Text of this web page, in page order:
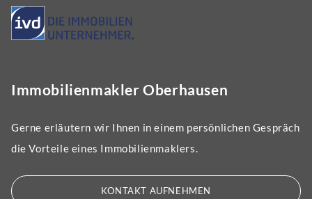
Immobilienmakler Oberhausen
Gerne erläutern wir Ihnen in einem persönlichen Gespräch
die Vorteile eines Immobilienmaklers.
KONTAKT AUFNEHMEN